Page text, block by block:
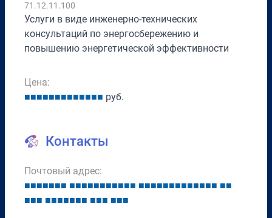
71.12.11.100
Услуги в виде инженерно-технических
консультаций по энергосбережению и
повышению энергетической эффективности
Цена:
■■■■■■■■■■■■■ руб.
Контакты
Почтовый адрес:
■■■■■■■ ■■■■■■■■■■■ ■■■■■■■■■■■■■ ■■
■■■ ■■■■■■■ ■■■ ■■■